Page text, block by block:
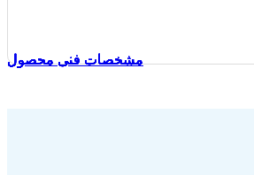
مشخصات فنی محصول
مشخصات فنی محصول
مشخصات فنی محصول
مشخصات فنی محصول
مشخصات فنی محصول
مشخصات فنی محصول
مشخصات فنی محصول
مشخصات فنی محصول
مشخصات فنی محصول
مشخصات فنی محصول